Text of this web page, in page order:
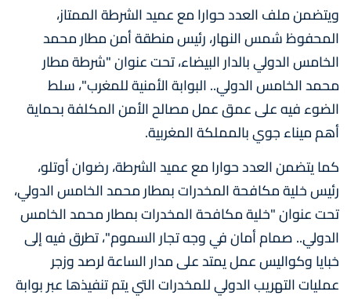
ويتضمن ملف العدد حوارا مع عميد الشرطة الممتاز،
المحفوظ شمس النهار، رئيس منطقة أمن مطار محمد
الخامس الدولي بالدار البيضاء، تحت عنوان "شرطة مطار
محمد الخامس الدولي.. البوابة الأمنية للمغرب"، سلط
الضوء فيه على عمق عمل مصالح الأمن المكلفة بحماية
أهم ميناء جوي بالمملكة المغربية.
كما يتضمن العدد حوارا مع عميد الشرطة، رضوان أوتلو،
رئيس خلية مكافحة المخدرات بمطار محمد الخامس الدولي،
تحت عنوان "خلية مكافحة المخدرات بمطار محمد الخامس
الدولي.. صمام أمان في وجه تجار السموم"، تطرق فيه إلى
خبايا وكواليس عمل يمتد على مدار الساعة لرصد وزجر
عمليات التهريب الدولي للمخدرات التي يتم تنفيذها عبر بوابة